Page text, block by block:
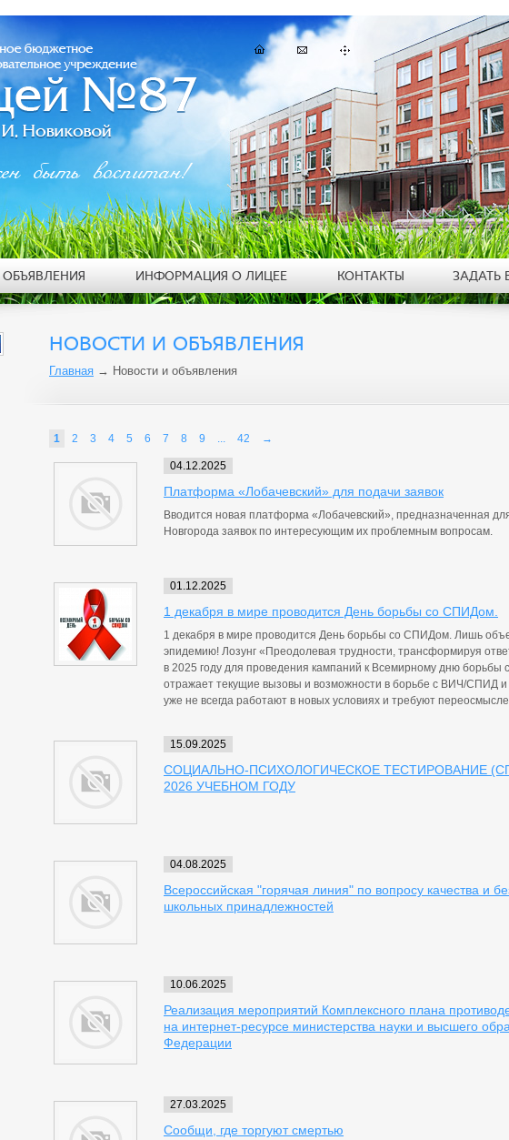
НОВОСТИ И ОБЪЯВЛЕНИЯ
Главная → Новости и объявления
1 2 3 4 5 6 7 8 9 ... 42 →
04.12.2025
Платформа «Лобачевский» для подачи заявок
Вводится новая платформа «Лобачевский», предназначенная
Новгорода заявок по интересующим их проблемным вопросам.
01.12.2025
1 декабря в мире проводится День борьбы со СПИДом.
1 декабря в мире проводится День борьбы со СПИДом. Лишь
эпидемию! Лозунг «Преодолевая трудности, трансформируя
в 2025 году для проведения кампаний к Всемирному дню борьбы
отражает текущие вызовы и возможности в борьбе с ВИЧ/СПИД
уже не всегда работают в новых условиях и требуют
15.09.2025
СОЦИАЛЬНО-ПСИХОЛОГИЧЕСКОЕ ТЕСТИРОВАНИЕ
2026 УЧЕБНОМ ГОДУ
04.08.2025
Всероссийская "горячая линия" по вопросу качества и
школьных принадлежностей
10.06.2025
Реализация мероприятий Комплексного плана
на интернет-ресурсе министерства науки и высшего
Федерации
27.03.2025
Сообщи, где торгуют смертью
быть воспитан!
ИНФОРМАЦИЯ О ЛИЦЕЕ КОНТАКТЫ ЗАДАТЬ